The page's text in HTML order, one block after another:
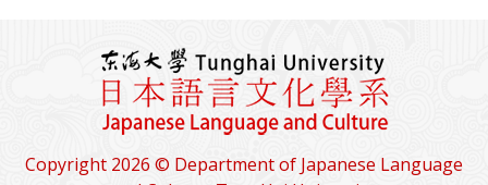
Copyright 2026 © Department of Japanese Language